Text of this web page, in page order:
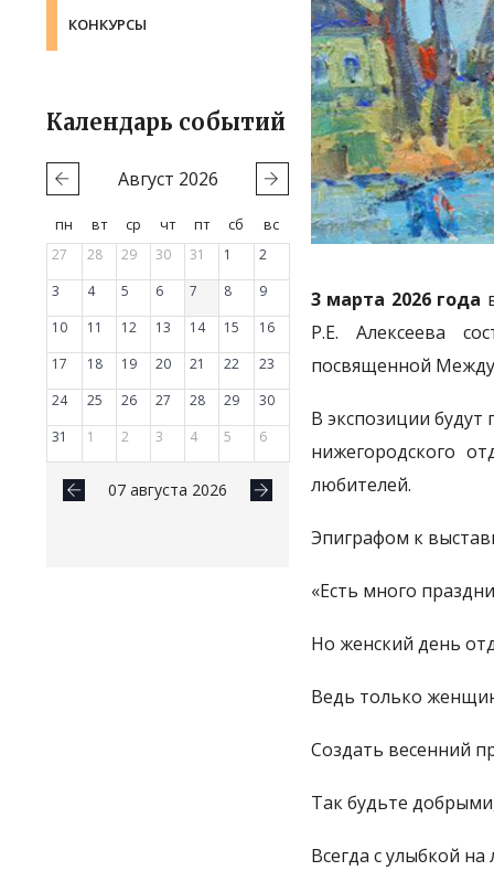
КОНКУРСЫ
Календарь событий
Август 2026
пн вт ср чт пт сб
вс
27
28 29 30 31 1
2
3
4 5 6 7 8
9
10
11 12 13 14 15
16
17
18 19 20 21 22
23
24
25 26 27 28 29
30
31
1 2 3 4 5 6
07 августа 2026
3 марта 2026 года
Р.Е. Алексеева
посвященной
В экспозиции
нижегородского
любителей.
Эпиграфом к
«Есть много
Но женский день
Ведь только
Создать весенний
Так будьте
Всегда с улыбкой на